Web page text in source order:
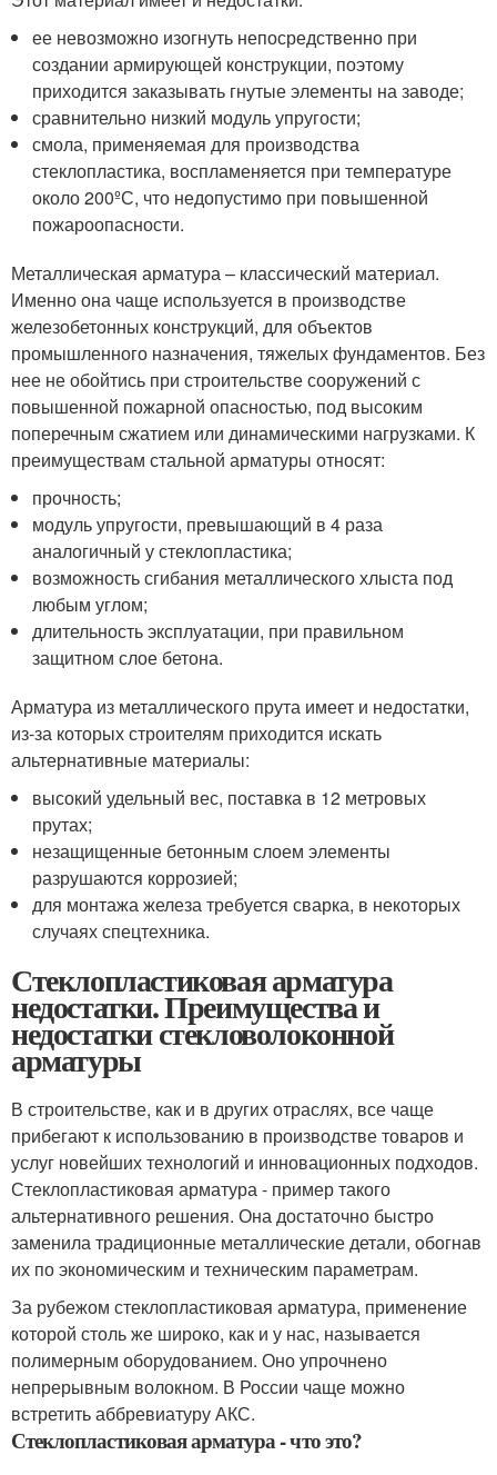
ее невозможно изогнуть непосредственно при
создании армирующей конструкции, поэтому
приходится заказывать гнутые элементы на заводе;
сравнительно низкий модуль упругости;
смола, применяемая для производства
стеклопластика, воспламеняется при температуре
около 200ºС, что недопустимо при повышенной
пожароопасности.
Металлическая арматура – классический материал.
Именно она чаще используется в производстве
железобетонных конструкций, для объектов
промышленного назначения, тяжелых фундаментов. Без
нее не обойтись при строительстве сооружений с
повышенной пожарной опасностью, под высоким
поперечным сжатием или динамическими нагрузками. К
преимуществам стальной арматуры относят:
прочность;
модуль упругости, превышающий в 4 раза
аналогичный у стеклопластика;
возможность сгибания металлического хлыста под
любым углом;
длительность эксплуатации, при правильном
защитном слое бетона.
Арматура из металлического прута имеет и недостатки,
из-за которых строителям приходится искать
альтернативные материалы:
высокий удельный вес, поставка в 12 метровых
прутах;
незащищенные бетонным слоем элементы
разрушаются коррозией;
для монтажа железа требуется сварка, в некоторых
случаях спецтехника.
Стеклопластиковая арматура
недостатки. Преимущества и
недостатки стекловолоконной
арматуры
В строительстве, как и в других отраслях, все чаще
прибегают к использованию в производстве товаров и
услуг новейших технологий и инновационных подходов.
Стеклопластиковая арматура - пример такого
альтернативного решения. Она достаточно быстро
заменила традиционные металлические детали, обогнав
их по экономическим и техническим параметрам.
За рубежом стеклопластиковая арматура, применение
которой столь же широко, как и у нас, называется
полимерным оборудованием. Оно упрочнено
непрерывным волокном. В России чаще можно
встретить аббревиатуру АКС.
Стеклопластиковая арматура - что это?